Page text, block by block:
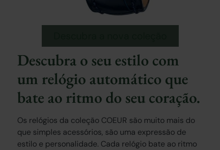
Descubra o seu estilo com
um relógio automático que
bate ao ritmo do seu coração.
Os relógios da coleção COEUR são muito mais do
que simples acessórios, são uma expressão de
estilo e personalidade. Cada relógio bate ao ritmo